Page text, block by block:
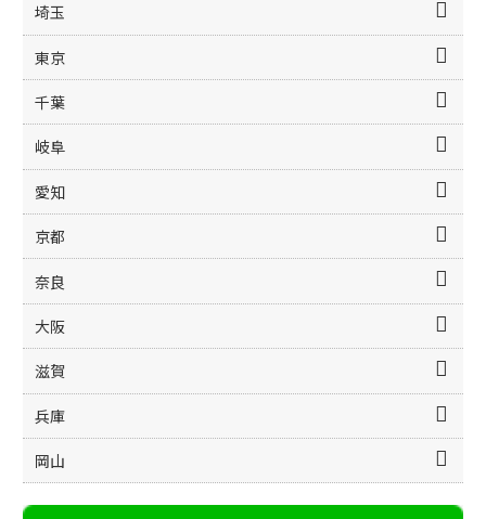
埼玉
東京
千葉
岐阜
愛知
京都
奈良
大阪
滋賀
兵庫
岡山